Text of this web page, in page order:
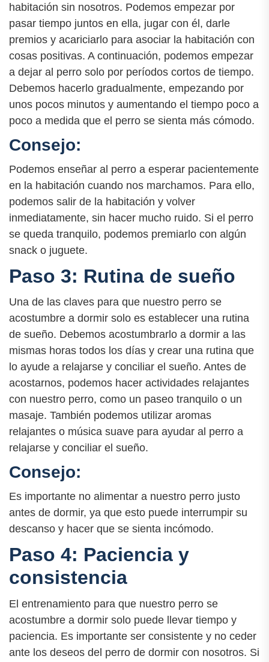
habitación sin nosotros. Podemos empezar por
pasar tiempo juntos en ella, jugar con él, darle
premios y acariciarlo para asociar la habitación con
cosas positivas. A continuación, podemos empezar
a dejar al perro solo por períodos cortos de tiempo.
Debemos hacerlo gradualmente, empezando por
unos pocos minutos y aumentando el tiempo poco a
poco a medida que el perro se sienta más cómodo.
Consejo:
Podemos enseñar al perro a esperar pacientemente
en la habitación cuando nos marchamos. Para ello,
podemos salir de la habitación y volver
inmediatamente, sin hacer mucho ruido. Si el perro
se queda tranquilo, podemos premiarlo con algún
snack o juguete.
Paso 3: Rutina de sueño
Una de las claves para que nuestro perro se
acostumbre a dormir solo es establecer una rutina
de sueño. Debemos acostumbrarlo a dormir a las
mismas horas todos los días y crear una rutina que
lo ayude a relajarse y conciliar el sueño. Antes de
acostarnos, podemos hacer actividades relajantes
con nuestro perro, como un paseo tranquilo o un
masaje. También podemos utilizar aromas
relajantes o música suave para ayudar al perro a
relajarse y conciliar el sueño.
Consejo:
Es importante no alimentar a nuestro perro justo
antes de dormir, ya que esto puede interrumpir su
descanso y hacer que se sienta incómodo.
Paso 4: Paciencia y
consistencia
El entrenamiento para que nuestro perro se
acostumbre a dormir solo puede llevar tiempo y
paciencia. Es importante ser consistente y no ceder
ante los deseos del perro de dormir con nosotros. Si